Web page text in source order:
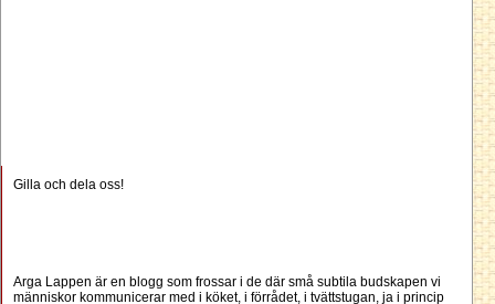
Gilla och dela oss!
Arga Lappen är en blogg som frossar i de där små subtila budskapen vi
människor kommunicerar med i köket, i förrådet, i tvättstugan, ja i princip